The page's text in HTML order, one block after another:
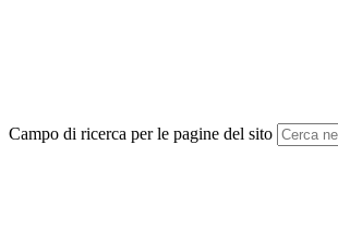
Campo di ricerca per le pagine del sito